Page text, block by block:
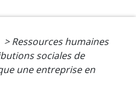
> Ressources humaines
sociales de
une entreprise en